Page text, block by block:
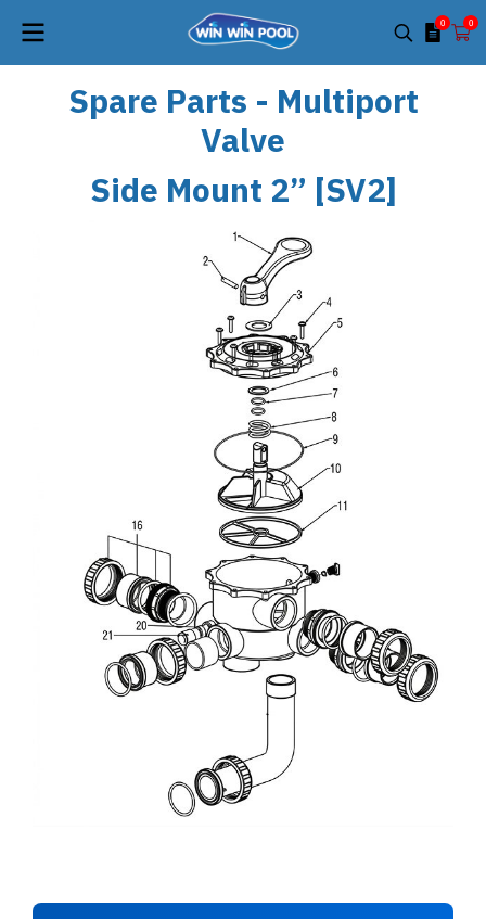
0 0
Spare Parts - Multiport
Valve
Side Mount 2” [SV2]